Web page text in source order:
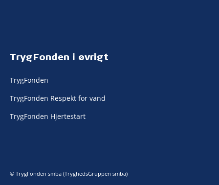
TrygFonden i øvrigt
TrygFonden
TrygFonden Respekt for vand
TrygFonden Hjertestart
© TrygFonden smba (TryghedsGruppen smba)